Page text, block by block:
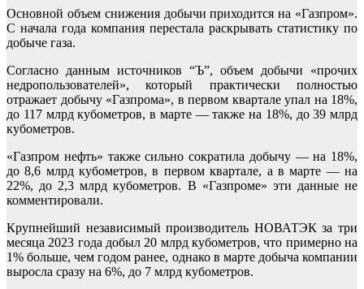
Основной объем снижения добычи приходится на «Газпром».
С начала года компания перестала раскрывать статистику по
добыче газа.
Согласно данным источников “Ъ”, объем добычи «прочих
недропользователей», который практически полностью
отражает добычу «Газпрома», в первом квартале упал на 18%,
до 117 млрд кубометров, в марте — также на 18%, до 39 млрд
кубометров.
«Газпром нефть» также сильно сократила добычу — на 18%,
до 8,6 млрд кубометров, в первом квартале, а в марте — на
22%, до 2,3 млрд кубометров. В «Газпроме» эти данные не
комментировали.
Крупнейший независимый производитель НОВАТЭК за три
месяца 2023 года добыл 20 млрд кубометров, что примерно на
1% больше, чем годом ранее, однако в марте добыча компании
выросла сразу на 6%, до 7 млрд кубометров.